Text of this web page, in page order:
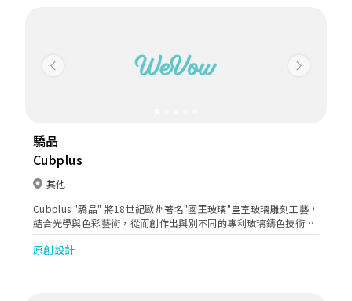
Previous Next
驕品
Cubplus
其他
Cubplus "驕品" 將18世紀歐州著名"國王玻璃"皇室玻璃雕刻工藝，
結合光學與色彩藝術，從而創作出與別不同的專利玻璃鑄色技術，
令每件玻璃作品更富立體感及色彩感，散發出像萬花筒的光芒。
原創設計